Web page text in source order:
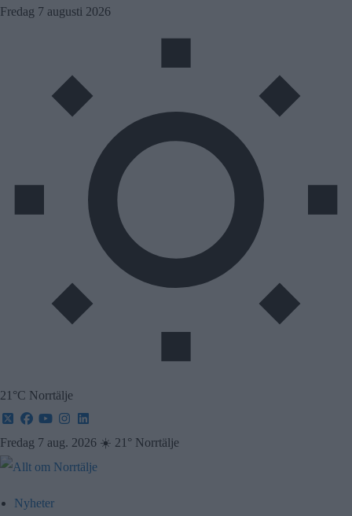
Skip
Fredag 7 augusti 2026
21°C Norrtälje
Fredag 7 aug. 2026 ☀️ 21° Norrtälje
Nyheter